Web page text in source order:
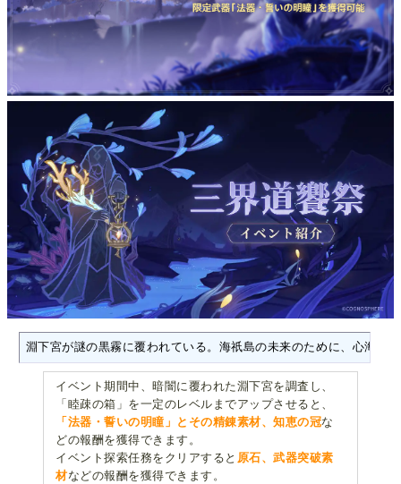
淵下宮が謎の黒霧に覆われている。海祇島の未来のために、心海は
イベント期間中、暗闇に覆われた淵下宮を調査し、
「睦疎の箱」を一定のレベルまでアップさせると、
「法器・誓いの明瞳」とその精錬素材、知恵の冠な
どの報酬を獲得できます。
イベント探索任務をクリアすると 原石、武器突破素
材などの報酬を獲得できます。